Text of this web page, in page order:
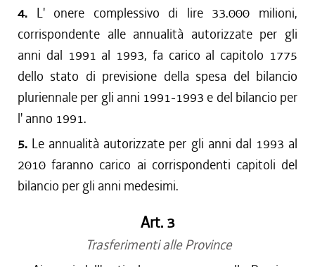
4. L' onere complessivo di lire 33.000 milioni,
corrispondente alle annualità autorizzate per gli
anni dal 1991 al 1993, fa carico al capitolo 1775
dello stato di previsione della spesa del bilancio
pluriennale per gli anni 1991-1993 e del bilancio per
l' anno 1991.
5. Le annualità autorizzate per gli anni dal 1993 al
2010 faranno carico ai corrispondenti capitoli del
bilancio per gli anni medesimi.
Art. 3
Trasferimenti alle Province